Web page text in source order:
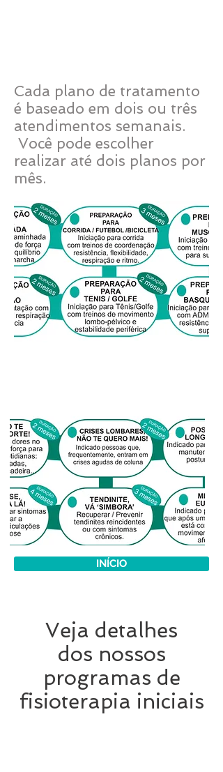
Cada plano de tratamento
é baseado em dois ou três
atendimentos semanais.
Você pode escolher
realizar até dois planos por
mês.
INÍCIO
Veja detalhes
dos nossos
programas de
fisioterapia iniciais